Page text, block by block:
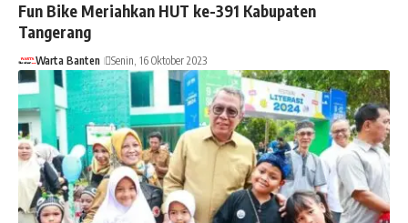
Fun Bike Meriahkan HUT ke-391 Kabupaten
Tangerang
Warta Banten Senin, 16 Oktober 2023